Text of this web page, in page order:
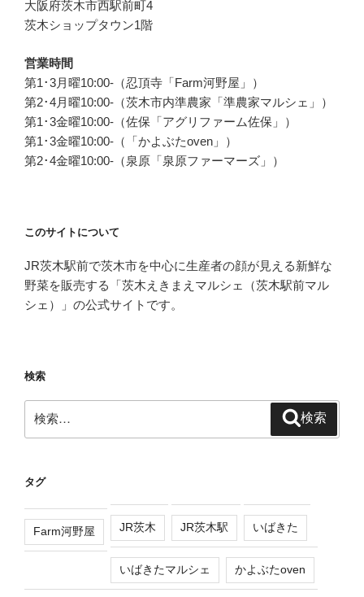
大阪府茨木市西駅前町4
茨木ショップタウン1階
営業時間
第1･3月曜10:00-（忍頂寺「Farm河野屋」）
第2･4月曜10:00-（茨木市内準農家「準農家マルシェ」）
第1･3金曜10:00-（佐保「アグリファーム佐保」）
第1･3金曜10:00-（「かよぶたoven」）
第2･4金曜10:00-（泉原「泉原ファーマーズ」）
このサイトについて
JR茨木駅前で茨木市を中心に生産者の顔が見える新鮮な
野菜を販売する「茨木えきまえマルシェ（茨木駅前マル
シェ）」の公式サイトです。
検索
索:
検索
タグ
Farm河野屋 JR茨木 JR茨木駅 いばきた
いばきたマルシェ かよぶたoven